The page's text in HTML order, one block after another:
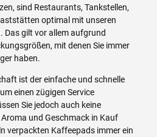
sind Restaurants, Tankstellen,
optimal mit unseren
gilt vor allem aufgrund
mit denen Sie immer
haben.
ist der einfache und schnelle
einen zügigen Service
Sie jedoch auch keine
und Geschmack in Kauf
verpackten Kaffeepads immer ein